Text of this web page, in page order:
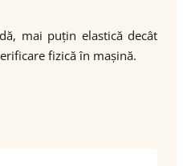
mai puțin elastică decât
fizică în mașină.